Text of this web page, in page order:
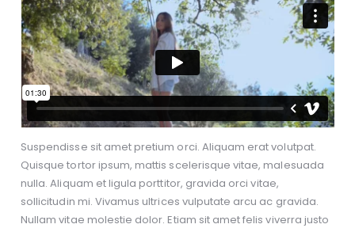
Suspendisse sit amet pretium orci. Aliquam erat volutpat.
Quisque tortor ipsum, mattis scelerisque vitae, malesuada
nulla. Aliquam et ligula porttitor, gravida orci vitae,
sollicitudin mi. Vivamus ultrices vulputate arcu ac gravida.
Nullam vitae molestie dolor. Etiam sit amet felis viverra justo